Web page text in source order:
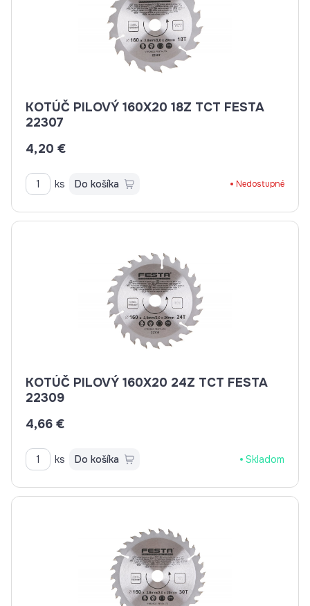
KOTÚČ PILOVÝ 160X20 18Z TCT FESTA
22307
4,20 €
ks Do košíka Nedostupné
KOTÚČ PILOVÝ 160X20 24Z TCT FESTA
22309
4,66 €
ks Do košíka Skladom